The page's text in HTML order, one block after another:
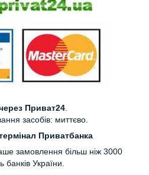
Приват24.
засобів: миттєво.
Приватбанка
замовлення більш ніж 3000
банків України.